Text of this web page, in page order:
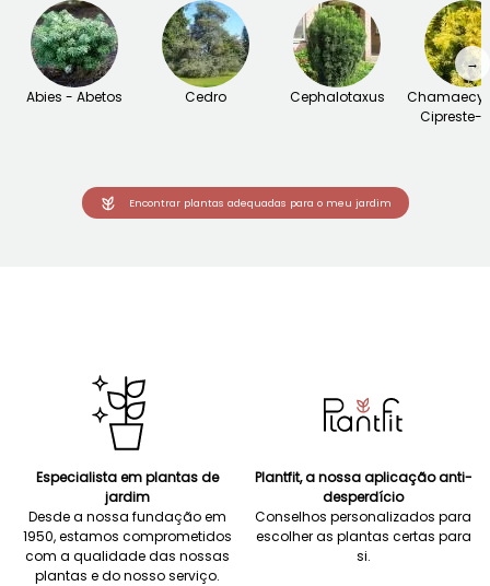
Abies - Abetos Cedro Cephalotaxus
Cipreste-
→
Encontrar plantas adequadas para o meu jardim
Especialista em plantas de
jardim
Desde a nossa fundação em
1950, estamos comprometidos
com a qualidade das nossas
plantas e do nosso serviço.
Plantfit, a nossa aplicação anti-
desperdício
Conselhos personalizados para
escolher as plantas certas para
si.